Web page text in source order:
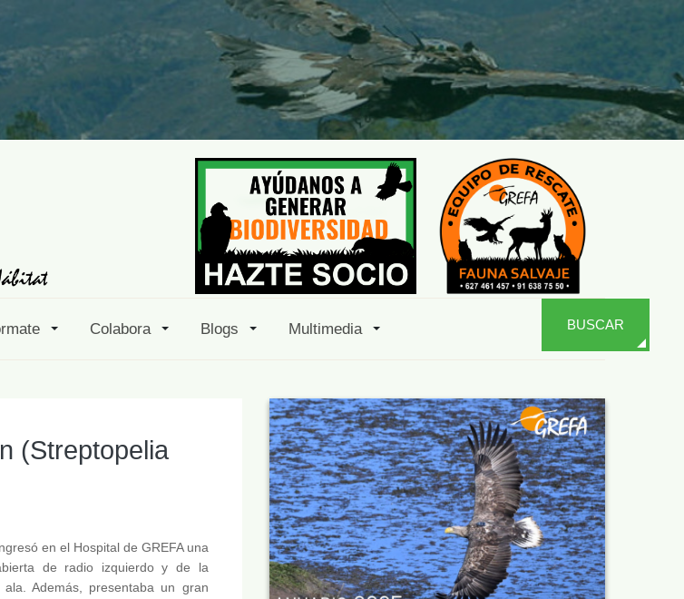
Colabora Blogs Multimedia BUSCAR
(Streptopelia
en el Hospital de GREFA una
de radio izquierdo y de la
Además, presentaba un gran